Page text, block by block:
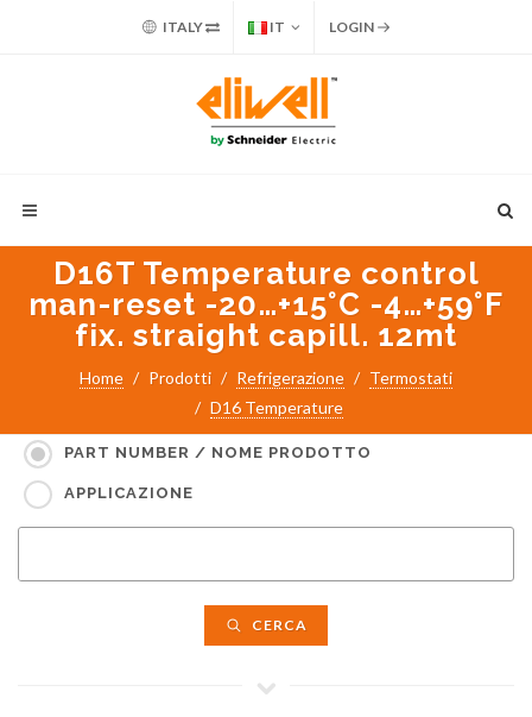
ITALY IT LOGIN
D16T Temperature control
man-reset -20…+15°C -4…+59°F
fix. straight capill. 12mt
Home Prodotti Refrigerazione
Termostati
D16 Temperature
PART NUMBER / NOME PRODOTTO
APPLICAZIONE
CERCA